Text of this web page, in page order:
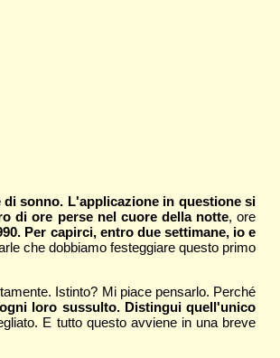
sonno. L'applicazione in questione si
di ore perse nel cuore della notte, ore
Per capirci, entro due settimane, io e
che dobbiamo festeggiare questo primo
Istinto? Mi piace pensarlo. Perché
loro sussulto. Distingui quell'unico
E tutto questo avviene in una breve